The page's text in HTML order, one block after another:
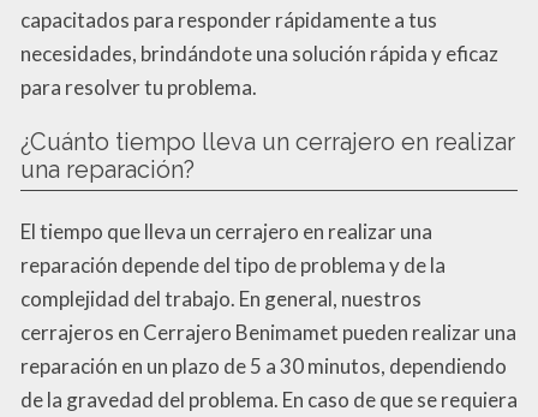
capacitados para responder rápidamente a tus
necesidades, brindándote una solución rápida y eficaz
para resolver tu problema.
¿Cuánto tiempo lleva un cerrajero en realizar
una reparación?
El tiempo que lleva un cerrajero en realizar una
reparación depende del tipo de problema y de la
complejidad del trabajo. En general, nuestros
cerrajeros en Cerrajero Benimamet pueden realizar una
reparación en un plazo de 5 a 30 minutos, dependiendo
de la gravedad del problema. En caso de que se requiera